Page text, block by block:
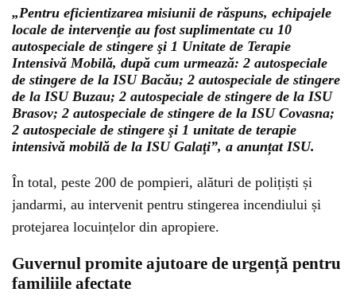
„Pentru eficientizarea misiunii de răspuns, echipajele
locale de intervenţie au fost suplimentate cu 10
autospeciale de stingere şi 1 Unitate de Terapie
Intensivă Mobilă, după cum urmează: 2 autospeciale
de stingere de la ISU Bacău; 2 autospeciale de stingere
de la ISU Buzau; 2 autospeciale de stingere de la ISU
Brasov; 2 autospeciale de stingere de la ISU Covasna;
2 autospeciale de stingere şi 1 unitate de terapie
intensivă mobilă de la ISU Galaţi”, a anunțat ISU.
În total, peste 200 de pompieri, alături de polițiști și
jandarmi, au intervenit pentru stingerea incendiului și
protejarea locuințelor din apropiere.
Guvernul promite ajutoare de urgență pentru
familiile afectate